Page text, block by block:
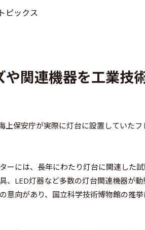
トピックス
関連機器を工業技
保安庁が実際に灯台に設置していた
ーには、長年にわたり灯台に関連した
、LED灯器など多数の灯台関連機器が
意向があり、国立科学技術博物館の推